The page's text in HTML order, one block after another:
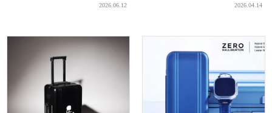
2026.06.12 2026.04.14